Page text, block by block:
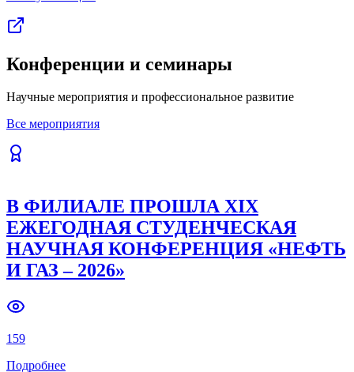
Конференции и семинары
Научные мероприятия и профессиональное развитие
Все мероприятия
В ФИЛИАЛЕ ПРОШЛА XIX
ЕЖЕГОДНАЯ СТУДЕНЧЕСКАЯ
НАУЧНАЯ КОНФЕРЕНЦИЯ «НЕФТЬ
И ГАЗ – 2026»
159
Подробнее